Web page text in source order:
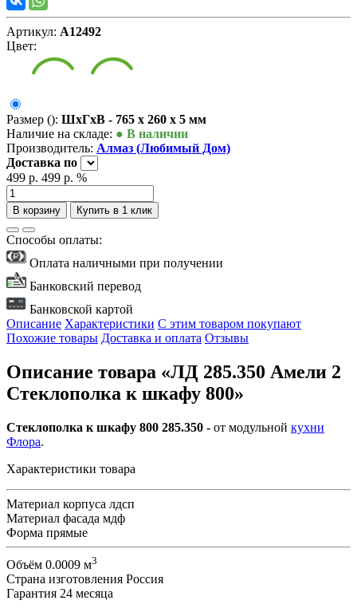
Артикул: А12492
Цвет:
Размер (): ШxГxВ - 765 x 260 x 5 мм
Наличие на складе: ● В наличии
Производитель: Алмаз (Любимый Дом)
Доставка по
499 р. 499 р. %
В корзину Купить в 1 клик
Способы оплаты:
Оплата наличными при получении
Банковский перевод
Банковской картой
Описание Характеристики С этим товаром покупают
Похожие товары Доставка и оплата Отзывы
Описание товара «ЛД 285.350 Амели 2
Стеклополка к шкафу 800»
Стеклополка к шкафу 800 285.350 - от модульной кухни
Флора.
Характеристики товара
Материал корпуса лдсп
Материал фасада мдф
Форма прямые
Объём 0.0009 м3
Страна изготовления Россия
Гарантия 24 месяца